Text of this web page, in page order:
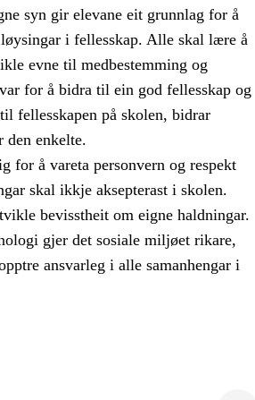
syn gir elevane eit grunnlag for å
i fellesskap. Alle skal lære å
evne til medbestemming og
for å bidra til ein god fellesskap og
fellesskapen på skolen, bidrar
enkelte.
for å vareta personvern og respekt
skal ikkje aksepterast i skolen.
bevisstheit om eigne haldningar.
gjer det sosiale miljøet rikare,
ansvarleg i alle samanhengar i